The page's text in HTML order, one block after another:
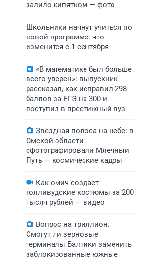
залило кипятком — фото
Школьники начнут учиться по
новой программе: что
изменится с 1 сентября
«В математике был больше
всего уверен»: выпускник
рассказал, как исправил 298
баллов за ЕГЭ на 300 и
поступил в престижный вуз
Звездная полоса на небе: в
Омской области
сфотографировали Млечный
Путь — космические кадры
Как омич создает
голливудские костюмы за 200
тысяч рублей — видео
Вопрос на триллион.
Смогут ли зерновые
терминалы Балтики заменить
заблокированные южные